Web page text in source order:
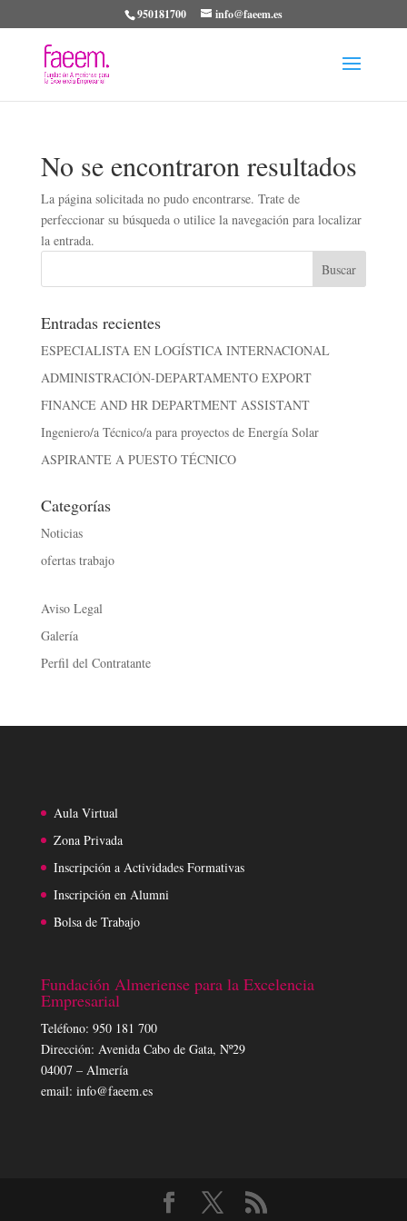
950181700 info@faeem.es
No se encontraron resultados
La página solicitada no pudo encontrarse. Trate de
perfeccionar su búsqueda o utilice la navegación para localizar
la entrada.
Entradas recientes
ESPECIALISTA EN LOGÍSTICA INTERNACIONAL
ADMINISTRACIÓN-DEPARTAMENTO EXPORT
FINANCE AND HR DEPARTMENT ASSISTANT
Ingeniero/a Técnico/a para proyectos de Energía Solar
ASPIRANTE A PUESTO TÉCNICO
Categorías
Noticias
ofertas trabajo
Aviso Legal
Galería
Perfil del Contratante
Aula Virtual
Zona Privada
Inscripción a Actividades Formativas
Inscripción en Alumni
Bolsa de Trabajo
Fundación Almeriense para la Excelencia
Empresarial
Teléfono: 950 181 700
Dirección: Avenida Cabo de Gata, Nº29
04007 – Almería
email: info@faeem.es